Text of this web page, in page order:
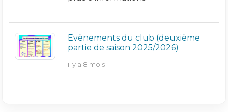
Evènements du club (deuxième
partie de saison 2025/2026)
il y a 8 mois